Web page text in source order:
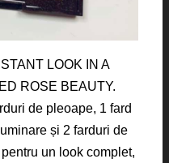
LOOK IN A
ROSE BEAUTY.
de pleoape, 1 fard
și 2 farduri de
un look complet,